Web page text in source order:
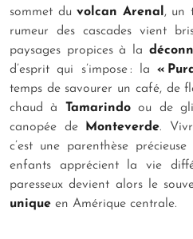
sommet duvolcan Arenal , un
rumeur des cascades vient
paysages propices à la
d’esprit qui s’impose : la«
temps de savourer un café, de
chaud à Tamarindoou de
canopée de
Monteverde.
c’est une parenthèse
enfants apprécient la vie
paresseux devient alors le
unique en Amérique centrale.